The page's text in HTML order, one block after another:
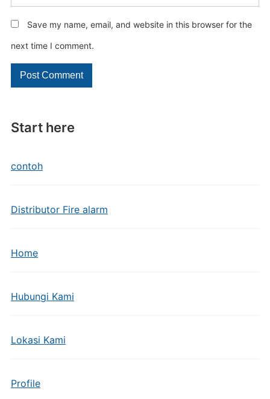
Start here
contoh
Distributor Fire alarm
Home
Hubungi Kami
Lokasi Kami
Profile
Save my name, email, and website in this browser for the
next time I comment.